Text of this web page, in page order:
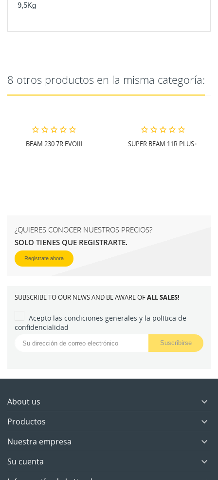
9,5Kg
8 otros productos en la misma categoría:
BEAM 230 7R EVOIII SUPER BEAM 11R PLUS+
¿QUIERES CONOCER NUESTROS PRECIOS?
SOLO TIENES QUE REGISTRARTE.
Registrate ahora
SUBSCRIBE TO OUR NEWS AND BE AWARE OFALL SALES!
Acepto las condiciones generales y la política de
confidencialidad
About us 
Productos 
Nuestra empresa 
Su cuenta 